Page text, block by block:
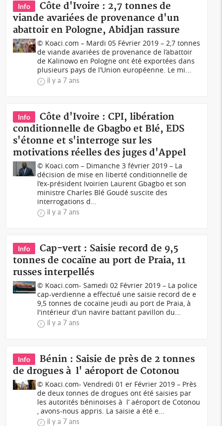
Info
Côte d'Ivoire : 2,7 tonnes de
viande avariées de provenance d'un
abattoir en Pologne, Abidjan rassure
© Koaci.com – Mardi 05 Février 2019 – 2,7 tonnes
de viande avariées de provenance de l’abattoir
de Kalinowo en Pologne ont été exportées dans
plusieurs pays de l’Union européenne. Le mi...
il y a 7 ans
Info
Côte d'Ivoire : CPI, libération
conditionnelle de Gbagbo et Blé, EDS
s'étonne et s'interroge sur les
motivations réelles des juges d'Appel
© Koaci.com – Dimanche 3 février 2019 – La
décision de mise en liberté conditionnelle de
l’ex-président Ivoirien Laurent Gbagbo et son
ministre Charles Blé Goudé suscite des
interrogations d...
il y a 7 ans
Info
Cap-vert : Saisie record de 9,5
tonnes de cocaïne au port de Praia, 11
russes interpellés
© Koaci.com- Samedi 02 Février 2019 – La police
cap-verdienne a effectué une saisie record de e
9,5 tonnes de cocaïne jeudi au port de Praia, à
l'intérieur d'un navire battant pavillon du...
il y a 7 ans
Info
Bénin : Saisie de près de 2 tonnes
de drogues à l' aéroport de Cotonou
© Koaci.com- Vendredi 01 er Février 2019 – Près
de deux tonnes de drogues ont été saisies par
les autorités béninoises à l’ aéroport de Cotonou
, avons-nous appris. La saisie a été e...
il y a 7 ans